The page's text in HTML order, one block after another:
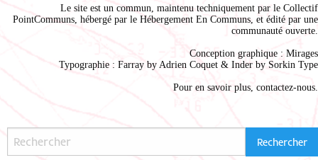
Le site est un commun, maintenu techniquement par le Collectif
PointCommuns, hébergé par le Hébergement En Communs, et édité par une
communauté ouverte.
Conception graphique : Mirages
Typographie : Farray by Adrien Coquet & Inder by Sorkin Type
Pour en savoir plus, contactez-nous.